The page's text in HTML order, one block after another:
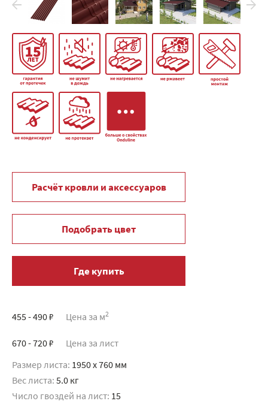
Расчёт кровли и аксессуаров
Подобрать цвет
Где купить
455 - 490 ₽ Цена за м2
670 - 720 ₽ Цена за лист
Размер листа: 1950 x 760 мм
Вес листа: 5.0 кг
Число гвоздей на лист: 15